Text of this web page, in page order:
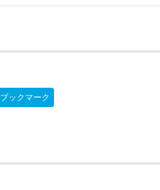
ブックマーク